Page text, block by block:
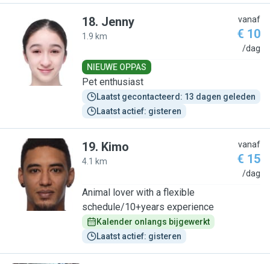
J
18. Jenny
1.9 km
vanaf
€ 10
/dag
NIEUWE OPPAS
Pet enthusiast
Laatst gecontacteerd: 13 dagen geleden
Laatst actief: gisteren
K
19. Kimo
4.1 km
vanaf
€ 15
/dag
Animal lover with a flexible
schedule/10+years experience
Kalender onlangs bijgewerkt
Laatst actief: gisteren